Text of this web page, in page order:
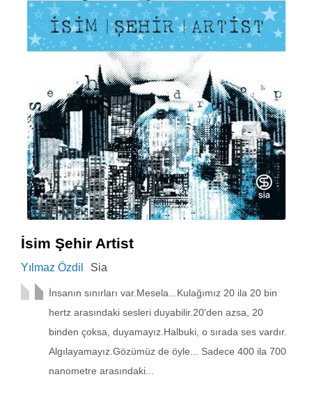
İsim Şehir Artist
Yılmaz Özdil Sia
İnsanın sınırları var.Mesela...Kulağımız 20 ila 20 bin
hertz arasındaki sesleri duyabilir.20'den azsa, 20
binden çoksa, duyamayız.Halbuki, o sırada ses vardır.
Algılayamayız.Gözümüz de öyle... Sadece 400 ila 700
nanometre arasındaki...